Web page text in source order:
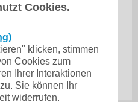
Cookies.
klicken, stimmen
Cookies zum
Ihrer Interaktionen
Sie können Ihr
widerrufen.